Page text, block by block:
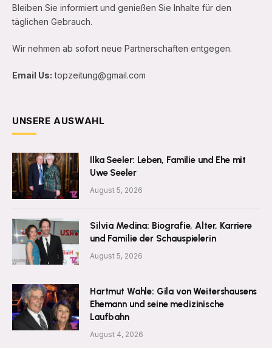
Bleiben Sie informiert und genießen Sie Inhalte für den
täglichen Gebrauch.
Wir nehmen ab sofort neue Partnerschaften entgegen.
Email Us: topzeitung@gmail.com
UNSERE AUSWAHL
Ilka Seeler: Leben, Familie und Ehe mit
Uwe Seeler
August 5, 2026
Silvia Medina: Biografie, Alter, Karriere
und Familie der Schauspielerin
August 5, 2026
Hartmut Wahle: Gila von Weitershausens
Ehemann und seine medizinische
Laufbahn
August 4, 2026